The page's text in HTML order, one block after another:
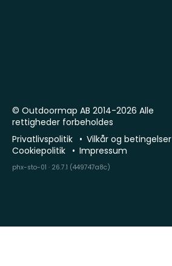
© Outdoormap AB 2014-2026 Alle
rettigheder forbeholdes
Privatlivspolitik
Vilkår og betingelser
Cookiepolitik
Impressum
phx-sto-01 · 26.7.1 (449747a8c)